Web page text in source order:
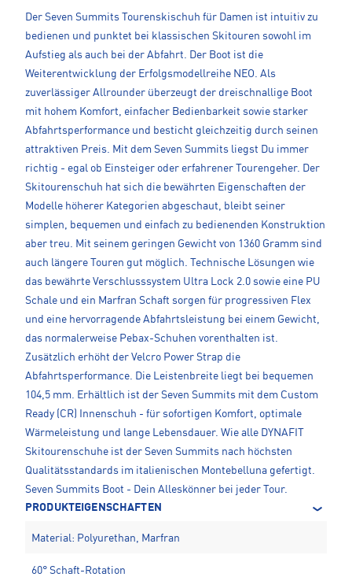
Der Seven Summits Tourenskischuh für Damen ist intuitiv zu
bedienen und punktet bei klassischen Skitouren sowohl im
Aufstieg als auch bei der Abfahrt. Der Boot ist die
Weiterentwicklung der Erfolgsmodellreihe NEO. Als
zuverlässiger Allrounder überzeugt der dreischnallige Boot
mit hohem Komfort, einfacher Bedienbarkeit sowie starker
Abfahrtsperformance und besticht gleichzeitig durch seinen
attraktiven Preis. Mit dem Seven Summits liegst Du immer
richtig - egal ob Einsteiger oder erfahrener Tourengeher. Der
Skitourenschuh hat sich die bewährten Eigenschaften der
Modelle höherer Kategorien abgeschaut, bleibt seiner
simplen, bequemen und einfach zu bedienenden Konstruktion
aber treu. Mit seinem geringen Gewicht von 1360 Gramm sind
auch längere Touren gut möglich. Technische Lösungen wie
das bewährte Verschlusssystem Ultra Lock 2.0 sowie eine PU
Schale und ein Marfran Schaft sorgen für progressiven Flex
und eine hervorragende Abfahrtsleistung bei einem Gewicht,
das normalerweise Pebax-Schuhen vorenthalten ist.
Zusätzlich erhöht der Velcro Power Strap die
Abfahrtsperformance. Die Leistenbreite liegt bei bequemen
104,5 mm. Erhältlich ist der Seven Summits mit dem Custom
Ready (CR) Innenschuh - für sofortigen Komfort, optimale
Wärmeleistung und lange Lebensdauer. Wie alle DYNAFIT
Skitourenschuhe ist der Seven Summits nach höchsten
Qualitätsstandards im italienischen Montebelluna gefertigt.
Seven Summits Boot - Dein Alleskönner bei jeder Tour.
PRODUKTEIGENSCHAFTEN
Material: Polyurethan, Marfran
60° Schaft-Rotation